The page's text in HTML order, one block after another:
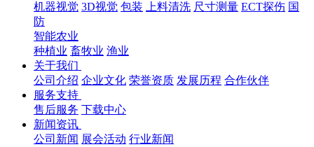
机器视觉 3D视觉 包装 上料清洗 尺寸测量 ECT探伤 国
防
智能农业
种植业 畜牧业 渔业
关于我们
公司介绍 企业文化 荣誉资质 发展历程 合作伙伴
服务支持
售后服务 下载中心
新闻资讯
公司新闻 展会活动 行业新闻